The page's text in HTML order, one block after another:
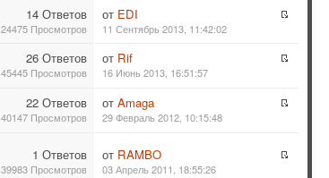
14 Ответов
24475 Просмотров
от EDI
11 Сентябрь 2013, 11:42:02
26 Ответов
45445 Просмотров
от Rif
16 Июнь 2013, 16:51:57
22 Ответов
40147 Просмотров
от Amaga
29 Февраль 2012, 10:15:48
1 Ответов
39983 Просмотров
от RAMBO
03 Апрель 2011, 18:55:26